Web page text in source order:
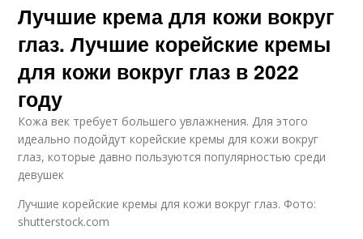
Лучшие крема для кожи вокруг
глаз. Лучшие корейские кремы
для кожи вокруг глаз в 2022
году
Кожа век требует большего увлажнения. Для этого
идеально подойдут корейские кремы для кожи вокруг
глаз, которые давно пользуются популярностью среди
девушек
Лучшие корейские кремы для кожи вокруг глаз. Фото:
shutterstock.com